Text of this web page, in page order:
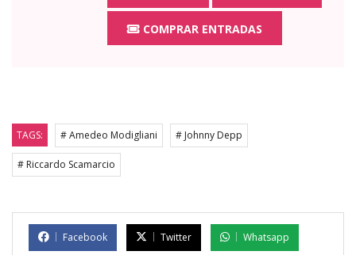
COMPRAR ENTRADAS
TAGS: # Amedeo Modigliani # Johnny Depp
# Riccardo Scamarcio
Facebook Twitter Whatsapp